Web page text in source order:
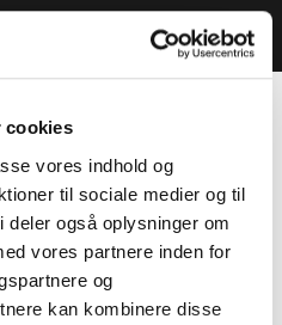
cookies
vores indhold og
til sociale medier og til
også oplysninger om
vores partnere inden for
og
kan kombinere disse